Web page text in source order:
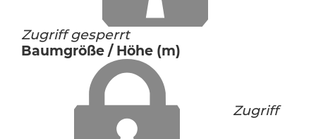
Zugriff gesperrt
Baumgröße / Höhe (m)
Zugriff